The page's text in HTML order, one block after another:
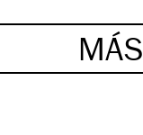
MÁS